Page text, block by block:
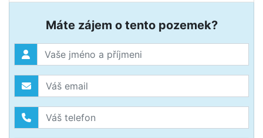
Máte zájem o tento pozemek?